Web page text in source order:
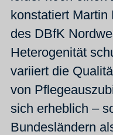
konstatiert Martin
des DBfK
Heterogenität
variiert die
von
sich erheblich –
Bundesländern